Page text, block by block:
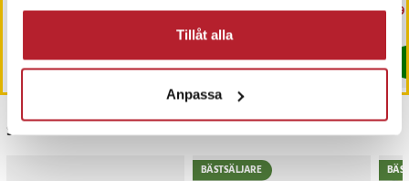
Tillåt alla
Anpassa
Pris:99 kr
99 kr
I lager, levereras inom 1-2 vardagar
Köp
Nuvarande pris:
69 kr
69 kr 159 kr
I lager, levereras inom 1-2 vardagar
Köp
Senast besökta
BÄSTSÄLJARE